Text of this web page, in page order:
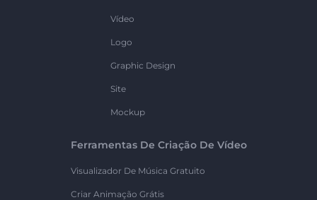
Vídeo
Logo
Graphic Design
Site
Mockup
Ferramentas De Criação De Vídeo
Visualizador De Música Gratuito
Criar Animação Grátis